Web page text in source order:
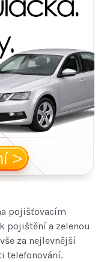
pojišťovacím
pojištění a zelenou
za nejlevnější
telefonování.